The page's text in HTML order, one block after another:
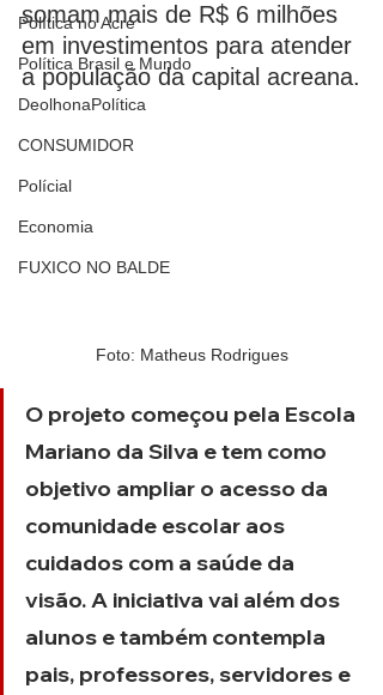
Política no Acre
Política Brasil e Mundo
DeolhonaPolítica
CONSUMIDOR
Polícial
Economia
FUXICO NO BALDE
somam mais de R$ 6 milhões
em investimentos para atender
a população da capital acreana.
Foto: Matheus Rodrigues
O projeto começou pela Escola
Mariano da Silva e tem como
objetivo ampliar o acesso da
comunidade escolar aos
cuidados com a saúde da
visão. A iniciativa vai além dos
alunos e também contempla
pais, professores, servidores e